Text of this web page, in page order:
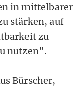
in mittelbarer
stärken, auf
zu
nutzen".
Bürscher,